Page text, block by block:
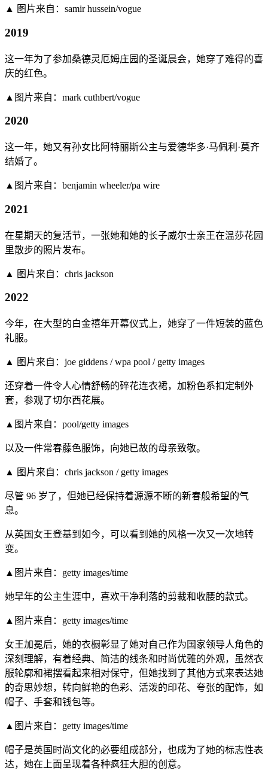
▲ 图片来自：samir hussein/vogue
2019
这一年为了参加桑德灵厄姆庄园的圣诞晨会，她穿了难得的喜
庆的红色。
▲图片来自：mark cuthbert/vogue
2020
这一年，她又有孙女比阿特丽斯公主与爱德华多·马佩利·莫齐
结婚了。
▲图片来自：benjamin wheeler/pa wire
2021
在星期天的复活节，一张她和她的长子威尔士亲王在温莎花园
里散步的照片发布。
▲ 图片来自：chris jackson
2022
今年，在大型的白金禧年开幕仪式上，她穿了一件短装的蓝色
礼服。
▲ 图片来自：joe giddens / wpa pool / getty images
还穿着一件令人心情舒畅的碎花连衣裙，加粉色系扣定制外
套，参观了切尔西花展。
▲图片来自：pool/getty images
以及一件常春藤色服饰，向她已故的母亲致敬。
▲ 图片来自：chris jackson / getty images
尽管 96 岁了，但她已经保持着源源不断的新春般希望的气
息。
从英国女王登基到如今，可以看到她的风格一次又一次地转
变。
▲图片来自：getty images/time
她早年的公主生涯中，喜欢干净利落的剪裁和收腰的款式。
▲图片来自：getty images/time
女王加冕后，她的衣橱彰显了她对自己作为国家领导人角色的
深刻理解，有着经典、简洁的线条和时尚优雅的外观，虽然衣
服轮廓和裙摆看起来相对保守，但她找到了其他方式来表达她
的奇思妙想，转向鲜艳的色彩、活泼的印花、夸张的配饰，如
帽子、手套和钱包等。
▲图片来自：getty images/time
帽子是英国时尚文化的必要组成部分，也成为了她的标志性表
达，她在上面呈现着各种疯狂大胆的创意。